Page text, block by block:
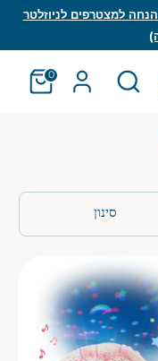
5% הנחה למצטרפים לניוזלטר
חפש 0
סינון